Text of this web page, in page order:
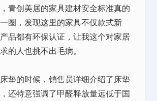
创美居的家具建材安全标准真的
圈，发现这里的家具不仅款式新
品都有环保认证，让我这个对家居
的人也挑不出毛病。
的时候，销售员详细介绍了床垫
还特意强调了甲醛释放量远低于国